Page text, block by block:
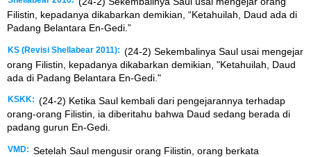
Filistin, kepadanya dikabarkan demikian, “Ketahuilah, Daud ada di
Padang Belantara En-Gedi.”
KS (Revisi Shellabear 2011): (24-2) Sekembalinya Saul usai mengejar
orang Filistin, kepadanya dikabarkan demikian, "Ketahuilah, Daud
ada di Padang Belantara En-Gedi."
KSKK: (24-2) Ketika Saul kembali dari pengejarannya terhadap
orang-orang Filistin, ia diberitahu bahwa Daud sedang berada di
padang gurun En-Gedi.
VMD: Setelah Saul mengusir orang Filistin, orang berkata